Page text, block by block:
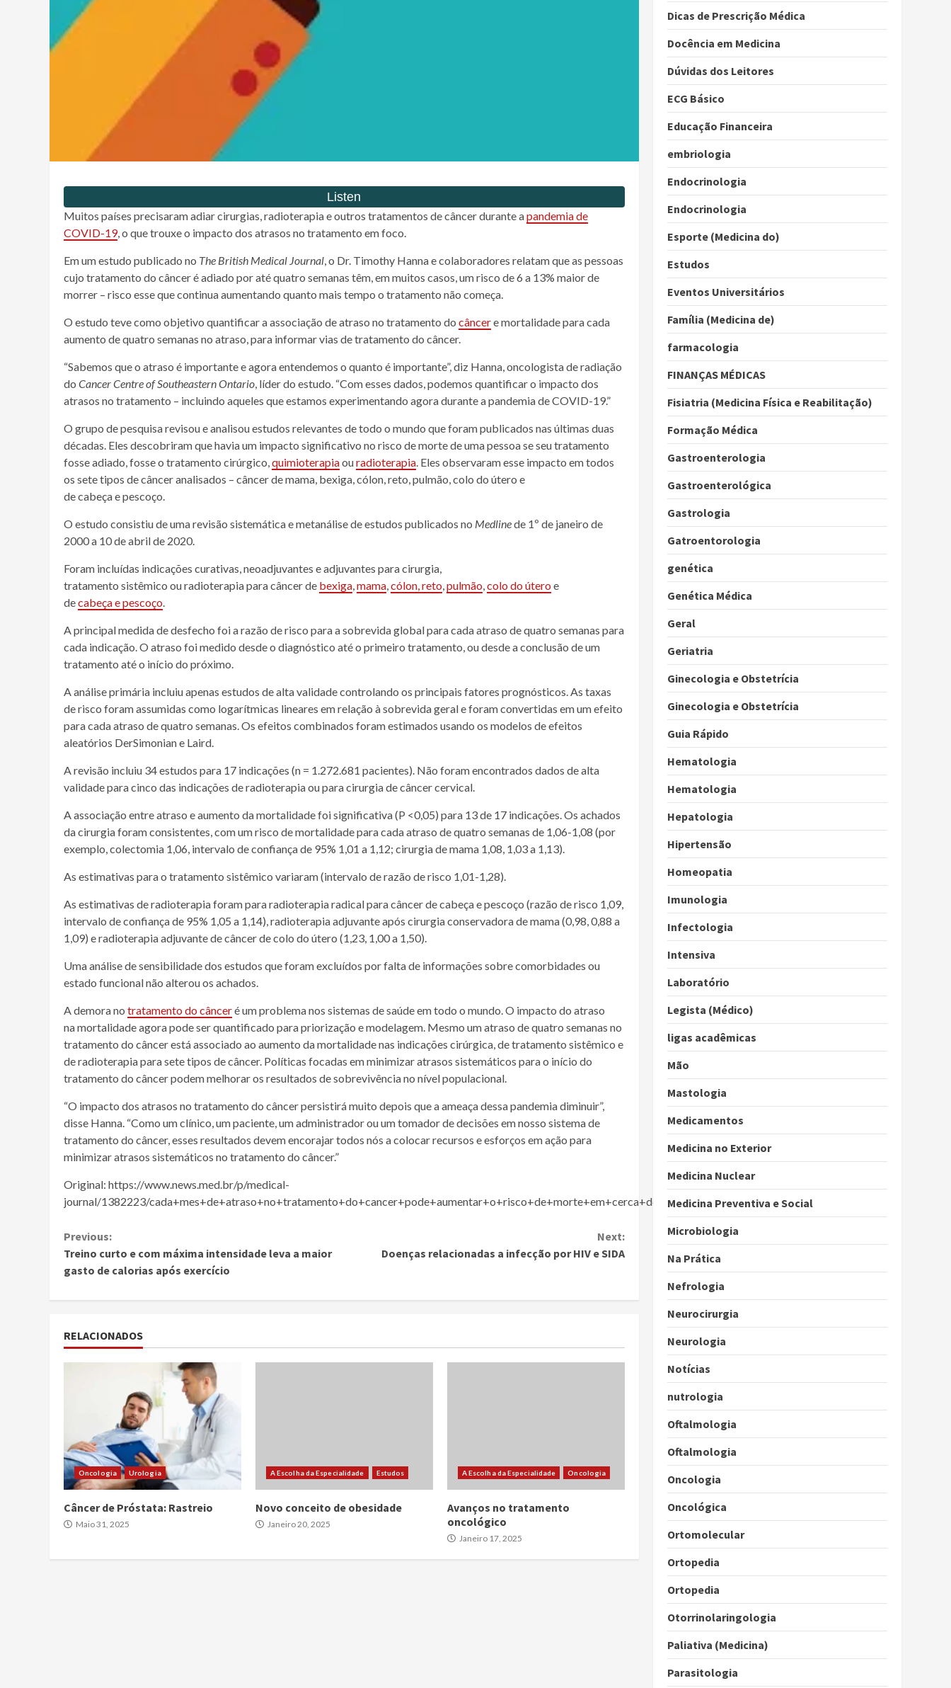
Muitos países precisaram adiar cirurgias,radioterapiae outros tratamentos decâncerdurante apandemiade
COVID-19, o que trouxe o impacto dos atrasos no tratamento em foco.
Em um estudo publicado no The British Medical Journal, o Dr. Timothy Hanna e colaboradores relatam que as pessoas
cujo tratamento do cânceré adiado por até quatro semanas têm, em muitos casos, um risco de 6 a 13% maior de
morrer – risco esse que continua aumentando quanto mais tempo o tratamento não começa.
O estudo teve como objetivo quantificar a associação de atraso no tratamento do cânceremortalidadepara cada
aumento de quatro semanas no atraso, para informar vias de tratamento do câncer.
“Sabemos que o atraso é importante e agora entendemos o quanto é importante”, diz Hanna, oncologista de radiação
do CancerCentre of Southeastern Ontario, líder do estudo. “Com esses dados, podemos quantificar o impacto dos
atrasos no tratamento – incluindo aqueles que estamos experimentando agora durante apandemiade COVID-19.”
O grupo de pesquisa revisou e analisou estudos relevantes de todo o mundo que foram publicados nas últimas duas
décadas. Eles descobriram que havia um impacto significativo no risco de morte de uma pessoa se seu tratamento
fosse adiado, fosse o tratamento cirúrgico,quimioterapiaouradioterapia. Eles observaram esse impacto em todos
os sete tipos decânceranalisados ​​– câncerdemama, bexiga,cólon,reto,pulmão,colo do útero e
decabeçaepescoço.
O estudo consistiu de uma revisão sistemática e metanálise de estudos publicados no Medlinede 1º de janeiro de
2000 a 10 de abril de 2020.
Foram incluídas indicações curativas, neoadjuvantes e adjuvantes para cirurgia,
tratamento sistêmico ouradioterapiaparacâncerde bexiga,mama,cólon,reto,pulmão,colo do útero e
decabeçaepescoço.
A principal medida de desfecho foi a razão de risco para asobrevidaglobal para cada atraso de quatro semanas para
cada indicação. O atraso foi medido desde o diagnóstico até o primeiro tratamento, ou desde a conclusão de um
tratamento até o início do próximo.
A análise primária incluiu apenas estudos de alta validade controlando os principais fatores prognósticos. As taxas
de risco foram assumidas como logarítmicas lineares em relação àsobrevidageral e foram convertidas em um efeito
para cada atraso de quatro semanas. Os efeitos combinados foram estimados usando os modelos de efeitos
aleatórios DerSimonian e Laird.
A revisão incluiu 34 estudos para 17 indicações (n = 1.272.681 pacientes). Não foram encontrados dados de alta
validade para cinco das indicações deradioterapiaou para cirurgia decâncercervical.
A associação entre atraso e aumento damortalidadefoi significativa (P <0,05) para 13 de 17 indicações. Os achados
da cirurgia foram consistentes, com um risco demortalidadepara cada atraso de quatro semanas de 1,06-1,08 (por
exemplo, colectomia 1,06, intervalo de confiança de 95% 1,01 a 1,12; cirurgia demama 1,08, 1,03 a 1,13).
As estimativas para o tratamento sistêmico variaram (intervalo de razão de risco 1,01-1,28).
As estimativas deradioterapiaforam pararadioterapiaradical paracâncerdecabeçaepescoço (razão de risco 1,09,
intervalo de confiança de 95% 1,05 a 1,14),radioterapiaadjuvante após cirurgia conservadora demama(0,98, 0,88 a
1,09) eradioterapiaadjuvante decâncerdecolo do útero (1,23, 1,00 a 1,50).
Uma análise de sensibilidade dos estudos que foram excluídos por falta de informações sobrecomorbidades ou
estado funcional não alterou os achados.
A demora no tratamento do cânceré um problema nos sistemas desaúdeem todo o mundo. O impacto do atraso
namortalidadeagora pode ser quantificado para priorização e modelagem. Mesmo um atraso de quatro semanas no
tratamento do câncerestá associado ao aumento damortalidadenas indicações cirúrgica, de tratamento sistêmico e
deradioterapiapara sete tipos decâncer. Políticas focadas em minimizar atrasos sistemáticos para o início do
tratamento do câncerpodem melhorar os resultados desobrevivênciano nível populacional.
“O impacto dos atrasos no tratamento do câncerpersistirá muito depois que a ameaça dessapandemiadiminuir”,
disse Hanna. “Como um clínico, um paciente, um administrador ou um tomador de decisões em nosso sistema de
tratamento do câncer, esses resultados devem encorajar todos nós a colocar recursos e esforços em ação para
minimizar atrasos sistemáticos no tratamento do câncer.”
Original: https://www.news.med.br/p/medical-
journal/1382223/cada+mes+de+atraso+no+tratamento+do+cancer+pode+aumentar+o+risco+de+morte+em+cerca+de+10+segundo+artigo+do+the+bmj.htm
Continue
Reading
Previous:
Treino curto e com máxima intensidade leva a maior
gasto de calorias após exercício
Next:
Doenças relacionadas a infecção por HIV e SIDA
RELACIONADOS
Oncologia Urologia
Câncer de Próstata: Rastreio
Maio 31, 2025
A Escolha da Especialidade Estudos
Novo conceito de obesidade
Janeiro 20, 2025
A Escolha da Especialidade Oncologia
Avanços no tratamento
oncológico
Janeiro 17, 2025
Dicas de Prescrição Médica
Docência em Medicina
Dúvidas dos Leitores
ECG Básico
Educação Financeira
embriologia
Endocrinologia
Endocrinologia
Esporte (Medicina do)
Estudos
Eventos Universitários
Família (Medicina de)
farmacologia
FINANÇAS MÉDICAS
Fisiatria (Medicina Física e Reabilitação)
Formação Médica
Gastroenterologia
Gastroenterológica
Gastrologia
Gatroentorologia
genética
Genética Médica
Geral
Geriatria
Ginecologia e Obstetrícia
Ginecologia e Obstetrícia
Guia Rápido
Hematologia
Hematologia
Hepatologia
Hipertensão
Homeopatia
Imunologia
Infectologia
Intensiva
Laboratório
Legista (Médico)
ligas acadêmicas
Mão
Mastologia
Medicamentos
Medicina no Exterior
Medicina Nuclear
Medicina Preventiva e Social
Microbiologia
Na Prática
Nefrologia
Neurocirurgia
Neurologia
Notícias
nutrologia
Oftalmologia
Oftalmologia
Oncologia
Oncológica
Ortomolecular
Ortopedia
Ortopedia
Otorrinolaringologia
Paliativa (Medicina)
Parasitologia